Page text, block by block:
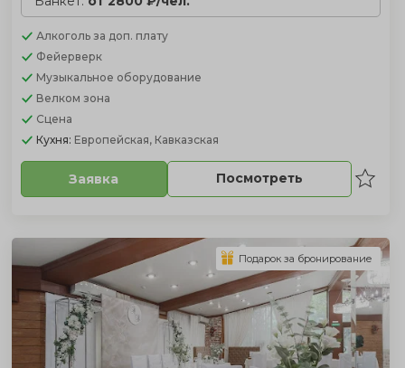
Алкоголь за доп. плату
Фейерверк
Музыкальное оборудование
Велком зона
Сцена
Кухня: Европейская, Кавказская
Заявка Посмотреть
Подарок за бронирование